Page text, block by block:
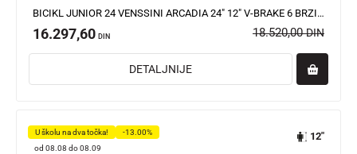
BICIKL JUNIOR 24 VENSSINI ARCADIA 24" 12" V-BRAKE 6 BRZINA 132-155CM (XS) CRNO LJUBIČASTI
16.297,60 DIN 18.520,00DIN
DETALJNIJE
U školu na dva točka!
-13.00%
od 08.08 do 08.09
12"